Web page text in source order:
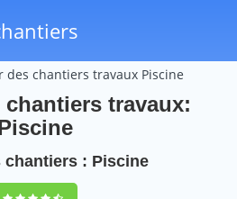
des chantiers travaux Piscine
travaux:
chantiers : Piscine